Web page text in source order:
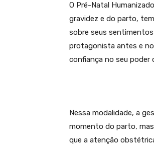
O Pré-Natal
gravidez e do parto,
sobre seus
protagonista antes e
confiança no seu poder
Nessa modalidade, a
momento do parto,
que a atenção